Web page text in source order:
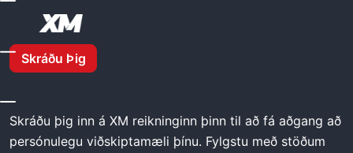
Skráðu Þig
XM Innskráning
XM Innskráning
Skráðu þig inn á XM reikninginn þinn til að fá aðgang að
persónulegu viðskiptamæli þínu. Fylgstu með stöðum